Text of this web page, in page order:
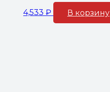
4,533 ₽ В корзину